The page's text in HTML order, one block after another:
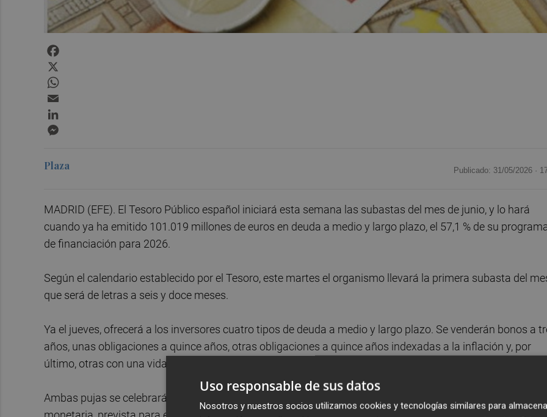
Plaza Publicado: 31/05/2026 ·
MADRID (EFE). El Tesoro Público español iniciará esta semana las subastas del mes de junio, y lo hará
cuando ya ha emitido 101.019 millones de euros en deuda a medio y largo plazo, el 57,1 % de su
de financiación para 2026.
Según el calendario establecido por el Tesoro, este martes el organismo llevará la primera subasta del
que será de letras a seis y doce meses.
Ya el jueves, ofrecerá a los inversores cuatro tipos de deuda a medio y largo plazo. Se venderán bonos a
años, unas obligaciones a quince años, otras obligaciones a quince años indexadas a la inflación y, por
último, otras con una vida residual de cinco años y dos meses.
Ambas pujas se celebrarán días antes de que el Banco Central Europeo (BCE) celebre su reunión de
Uso responsable de sus datos
Nosotros y nuestros socios utilizamos cookies y tecnologías similares para